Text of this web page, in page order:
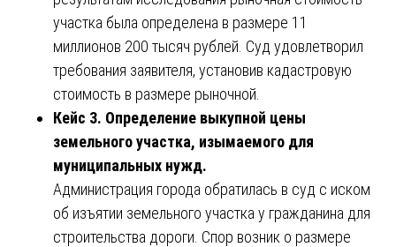
участка была определена в размере 11
миллионов 200 тысяч рублей. Суд удовлетворил
требования заявителя, установив кадастровую
стоимость в размере рыночной.
Кейс 3. Определение выкупной цены
земельного участка, изымаемого для
муниципальных нужд.
Администрация города обратилась в суд с иском
об изъятии земельного участка у гражданина для
строительства дороги. Спор возник о размере